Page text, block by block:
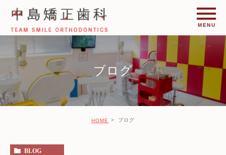
ブログ
HOME ブログ
BLOG